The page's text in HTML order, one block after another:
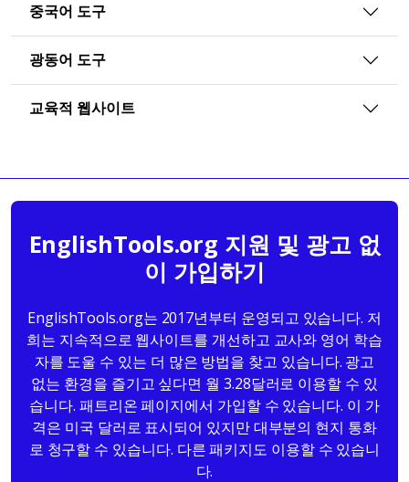
중국어 도구
광동어 도구
교육적 웹사이트
EnglishTools.org 지원 및 광고 없
이 가입하기
EnglishTools.org는 2017년부터 운영되고 있습니다. 저
희는 지속적으로 웹사이트를 개선하고 교사와 영어 학습
자를 도울 수 있는 더 많은 방법을 찾고 있습니다. 광고
없는 환경을 즐기고 싶다면 월 3.28달러로 이용할 수 있
습니다. 패트리온 페이지에서 가입할 수 있습니다. 이 가
격은 미국 달러로 표시되어 있지만 대부분의 현지 통화
로 청구할 수 있습니다. 다른 패키지도 이용할 수 있습니
다.